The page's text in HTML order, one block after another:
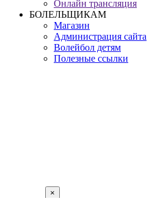
Онлайн трансляция
БОЛЕЛЬЩИКАМ
Магазин
Администрация сайта
Волейбол детям
Полезные ссылки
×